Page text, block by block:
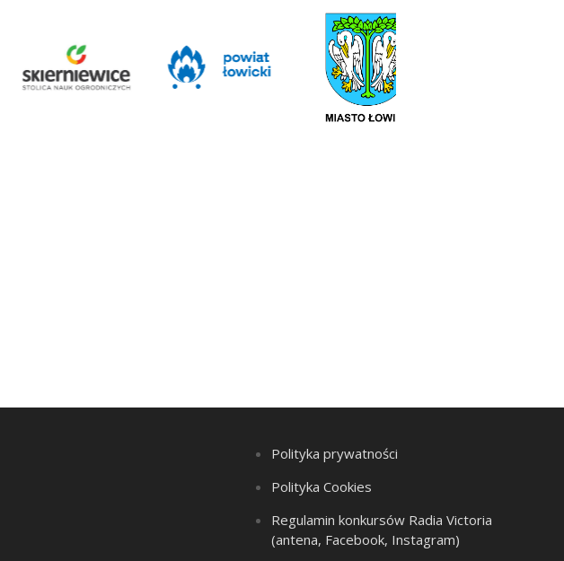
Polityka prywatności
Polityka Cookies
Regulamin konkursów Radia Victoria
(antena, Facebook, Instagram)